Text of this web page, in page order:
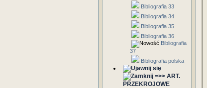
Bibliografia 33
Bibliografia 34
Bibliografia 35
Bibliografia 36
Bibliografia
37
Bibliografia polska
=>> ART.
PRZEKROJOWE